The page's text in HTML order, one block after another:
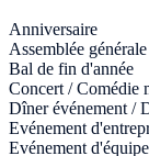
Anniversaire
Assemblée
Bal de fin d'année
Concert / Comédie
Dîner événement /
Evénement
Evénement